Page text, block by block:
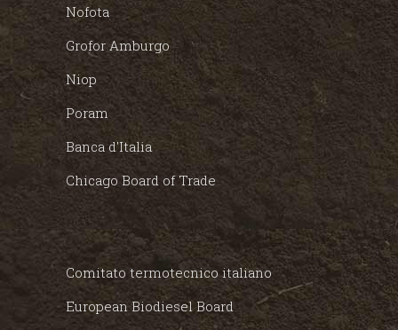
Nofota
Grofor Amburgo
Niop
Poram
Banca d'Italia
Chicago Board of Trade
Comitato termotecnico italiano
European Biodiesel Board